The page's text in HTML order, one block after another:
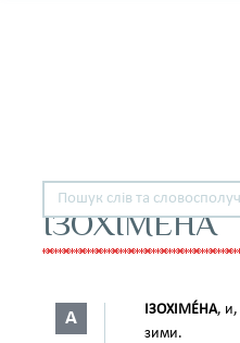
ІЗОХІМЕНА
А ІЗОХІМЕ́НА, и,
зими.